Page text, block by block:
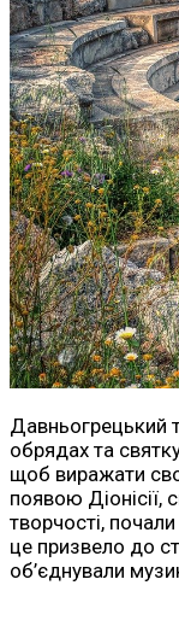
Давньогрецький
обрядах та
щоб виражати
появою Діонісії,
творчості,
це призвело до
об’єднували